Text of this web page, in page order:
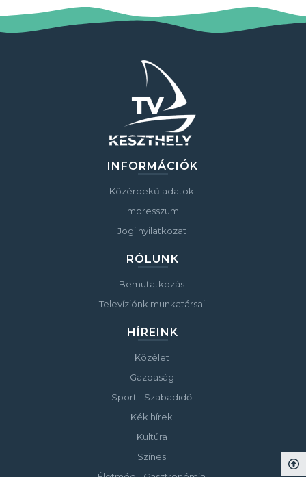
INFORMÁCIÓK
Közérdekű adatok
Impresszum
Jogi nyilatkozat
RÓLUNK
Bemutatkozás
Televíziónk munkatársai
HÍREINK
Közélet
Gazdaság
Sport - Szabadidő
Kék hírek
Kultúra
Színes